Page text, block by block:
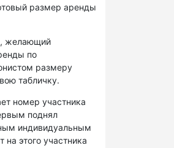
размер аренды
желающий
по
размеру
табличку.
номер участника
поднял
индивидуальным
этого участника